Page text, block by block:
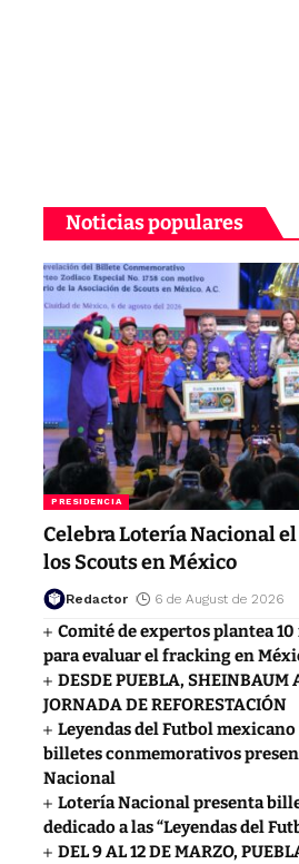
Noticias populares
PRESIDENCIA
Celebra Lotería Nacional
los Scouts en México
Redactor 6 de August de 2026
Comité de expertos plantea
para evaluar el fracking en
DESDE PUEBLA, SHEINBAUM
JORNADA DE REFORESTACIÓN
Leyendas del Futbol
billetes conmemorativos
Nacional
Lotería Nacional presenta
dedicado a las “Leyendas del
DEL 9 AL 12 DE MARZO,